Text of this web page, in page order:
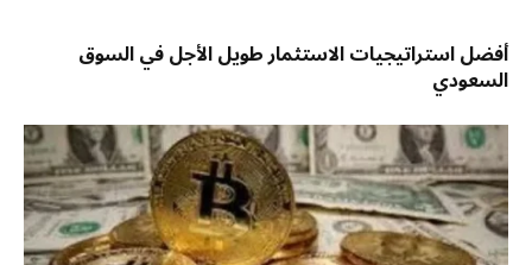
أفضل استراتيجيات الاستثمار طويل الأجل في السوق
السعودي